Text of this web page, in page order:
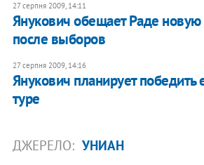
27 серпня 2009, 14:11
Янукович обещает Раде
после выборов
27 серпня 2009, 14:16
Янукович планирует
туре
ДЖЕРЕЛО: УНИАН